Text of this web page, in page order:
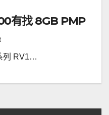
有找 8GB PMP
列 RV1…